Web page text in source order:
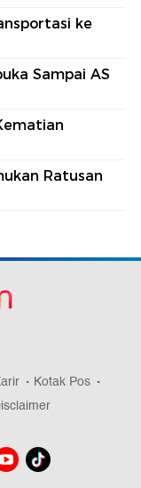
ke
Sampai AS
Ratusan
Kotak Pos